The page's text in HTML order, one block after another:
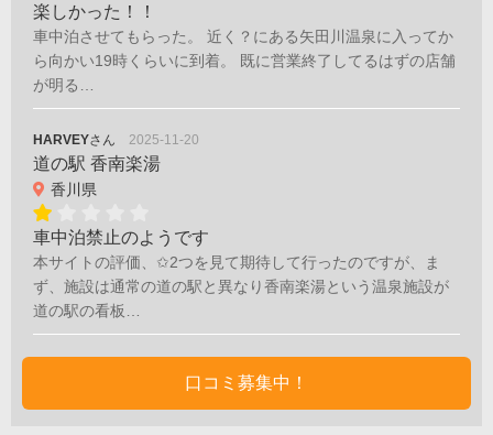
楽しかった！！
車中泊させてもらった。 近く？にある矢田川温泉に入ってか
ら向かい19時くらいに到着。 既に営業終了してるはずの店舗
が明る…
HARVEYさん 2025-11-20
道の駅 香南楽湯
香川県
車中泊禁止のようです
本サイトの評価、✩2つを見て期待して行ったのですが、ま
ず、施設は通常の道の駅と異なり香南楽湯という温泉施設が
道の駅の看板…
口コミ募集中！